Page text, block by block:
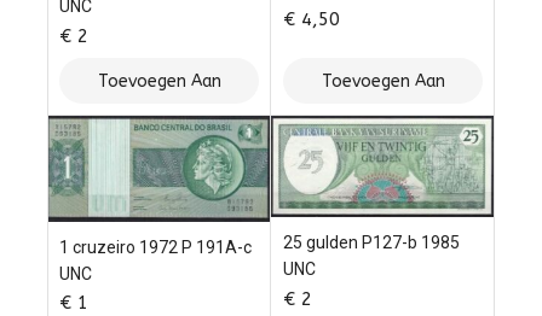
UNC
€ 2
Toevoegen Aan
Winkelwagen
€ 4,50
Toevoegen Aan
Winkelwagen
1 cruzeiro 1972 P 191A-c
UNC
€ 1
25 gulden P127-b 1985
UNC
€ 2